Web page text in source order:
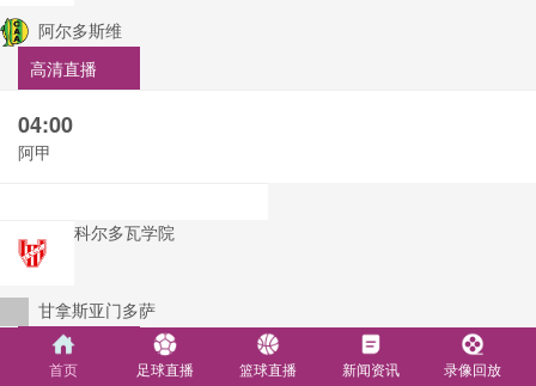
阿尔多斯维
高清直播
04:00
阿甲
科尔多瓦学院
甘拿斯亚门多萨
高清直播
首页 足球直播 篮球直播 新闻资讯 录像回放